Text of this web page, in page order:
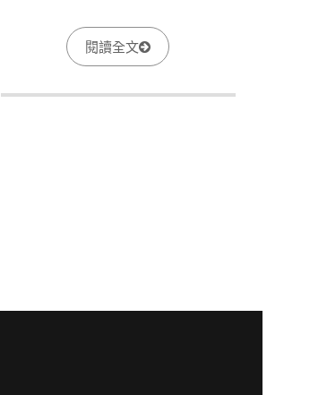
顧者，提供他們所需要的協助，讓愛
能喘口氣、照顧能省力氣，並成為
點種子。
閱讀全文